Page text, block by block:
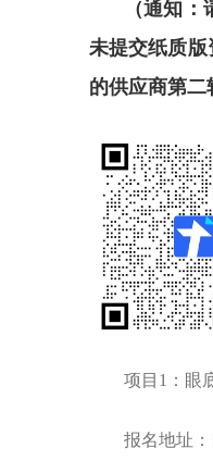
（通知
未提交纸质版
的供应商第二
项目1： 眼
报名地址